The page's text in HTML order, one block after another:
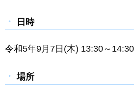
日時
令和5年9月7日(木) 13:30～
場所